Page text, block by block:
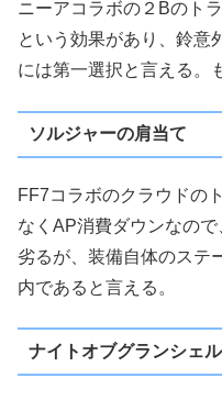
ニーアコラボの２Bのト
という効果があり、鈴意
には第一選択と言える。
ソルジャーの肩当て
FF7コラボのクラウドの
なくAP消費ダウンなの
劣るが、装備自体のステ
内であると言える。
ナイトオブグランシェ